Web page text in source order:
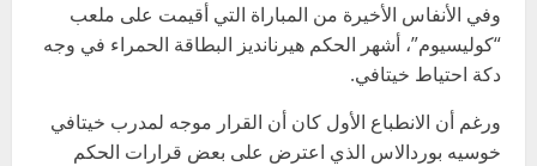
وفي الأنفاس الأخيرة من المباراة التي أقيمت على ملعب
“كوليسيوم”، أشهر الحكم هيرنانديز البطاقة الحمراء في وجه
دكة احتياط خيتافي.
ورغم أن الانطباع الأول كان أن القرار موجه لمدرب خيتافي
خوسيه بوردالاس الذي اعترض على بعض قرارات الحكم